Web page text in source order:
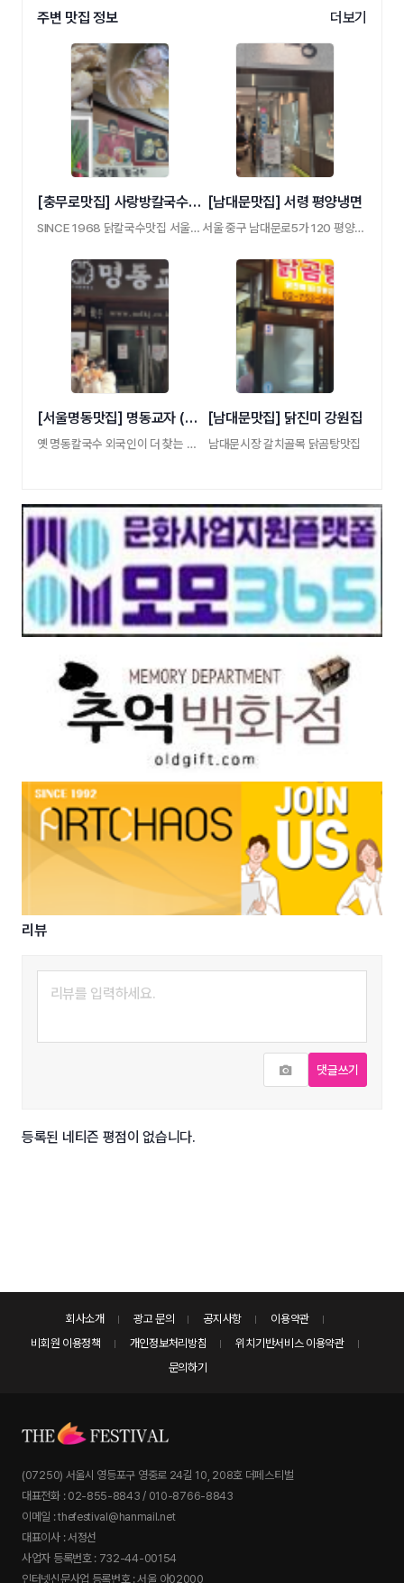
주변 맛집 정보 더보기
[충무로맛집] 사랑방칼국수 을지로맛집
SINCE 1968 닭칼국수맛집 서울 중구 퇴계로27길 4 …
[남대문맛집] 서령 평양냉면
서울 중구 남대문로5가 120 평양냉면전문점 서 …
[서울명동맛집] 명동교자 (구)명동칼국수
옛 명동칼국수 외국인이 더 찾는 명동교자 SIN …
[남대문맛집] 닭진미 강원집
남대문시장 갈치골목 닭곰탕맛집
리뷰
사진추가
댓글쓰기
등록된 네티즌 평점이 없습니다.
회사소개 광고 문의 공지사항
이용약관
비회원 이용정책
개인정보처리방침
위치기반서비스 이용약관
문의하기
(07250) 서울시 영등포구 영중로 24길 10, 208호 더페스티벌
대표전화 : 02-855-8843 / 010-8766-8843
이메일 : thefestival@hanmail.net
대표이사 : 서정선
사업자 등록번호 : 732-44-00154
인터넷신문사업 등록번호 : 서울 아02000